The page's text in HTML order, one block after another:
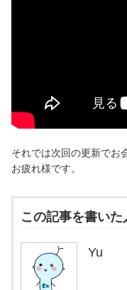
それでは次回の更新でお
お疲れ様です。
この記事を書いた
Yu